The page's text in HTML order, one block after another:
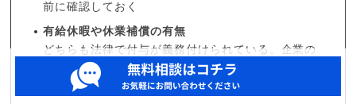
前に確認しておく
有給休暇や休業補償の有無
どちらも法律で付与が義務付けられている。企業の
運用方針によって有給休暇の計画的付与など、細か
い違いがある